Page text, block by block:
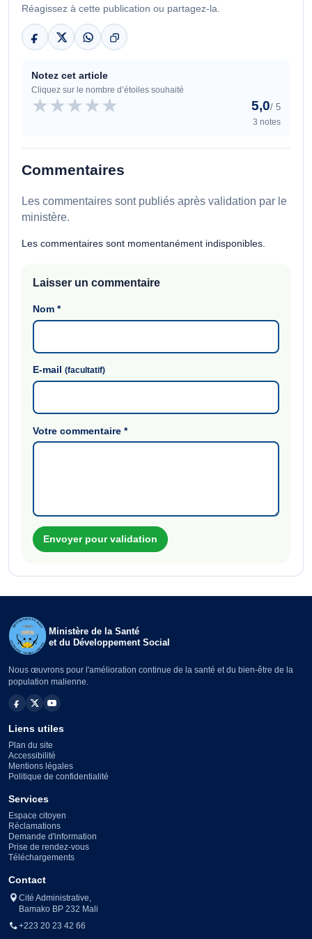
Réagissez à cette publication ou partagez-la.
Notez cet article
Cliquez sur le nombre d’étoiles souhaité
★★★★★ 5,0/ 5
3 notes
Commentaires
Les commentaires sont publiés après validation par le
ministère.
Les commentaires sont momentanément indisponibles.
Laisser un commentaire
Nom*
E-mail(facultatif)
Votre commentaire*
Envoyer pour validation
Ministère de la Santé
et du Développement Social
Nous œuvrons pour l'amélioration continue de la santé et du bien-être de la
population malienne.
Liens utiles
Plan du site
Accessibilité
Mentions légales
Politique de confidentialité
Services
Espace citoyen
Réclamations
Demande d'information
Prise de rendez-vous
Téléchargements
Contact
Cité Administrative,
Bamako BP 232 Mali
+223 20 23 42 66